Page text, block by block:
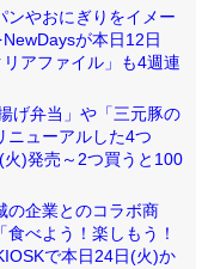
ンやおにぎりをイメー
が本日12日
アファイル」も4週連
げ弁当」や「三元豚の
ニューアルした4つ
火)発売～2つ買うと100
の企業とのコラボ商
べよう！楽しもう！
で本日24日(火)か